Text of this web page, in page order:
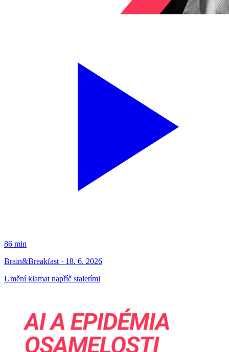
86 min
Brain&Breakfast · 18. 6. 2026
Umění klamat napříč staletími